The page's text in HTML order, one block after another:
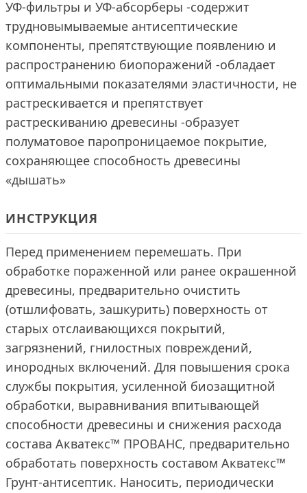
УФ-фильтры и УФ-абсорберы -содержит
трудновымываемые антисептические
компоненты, препятствующие появлению и
распространению биопоражений -обладает
оптимальными показателями эластичности, не
растрескивается и препятствует
растрескиванию древесины -образует
полуматовое паропроницаемое покрытие,
сохраняющее способность древесины
«дышать»
ИНСТРУКЦИЯ
Перед применением перемешать. При
обработке пораженной или ранее окрашенной
древесины, предварительно очистить
(отшлифовать, зашкурить) поверхность от
старых отслаивающихся покрытий,
загрязнений, гнилостных повреждений,
инородных включений. Для повышения срока
службы покрытия, усиленной биозащитной
обработки, выравнивания впитывающей
способности древесины и снижения расхода
состава Акватекс™ ПРОВАНС, предварительно
обработать поверхность составом Акватекс™
Грунт-антисептик. Наносить, периодически